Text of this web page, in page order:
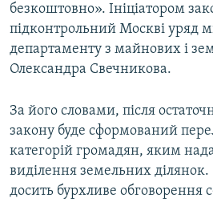
Усі сайти RFE/RL
безкоштовно». Ініціатором
підконтрольний Москві уряд
департаменту з майнових і
Олександра Свечникова.
За його словами, після
закону буде сформований
категорій громадян, яким
виділення земельних
досить бурхливе обговорення